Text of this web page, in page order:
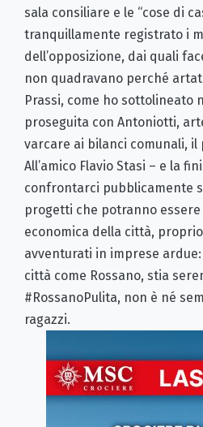
sala consiliare e le “cose di
tranquillamente registrato i
dell’opposizione, dai quali
non quadravano perché
Prassi, come ho sottolineato
proseguita con Antoniotti,
varcare ai bilanci comunali,
All’amico Flavio Stasi – e la
confrontarci pubblicamente
progetti che potranno
economica della città,
avventurati in imprese
città come Rossano, stia
#RossanoPulita, non è né
ragazzi.